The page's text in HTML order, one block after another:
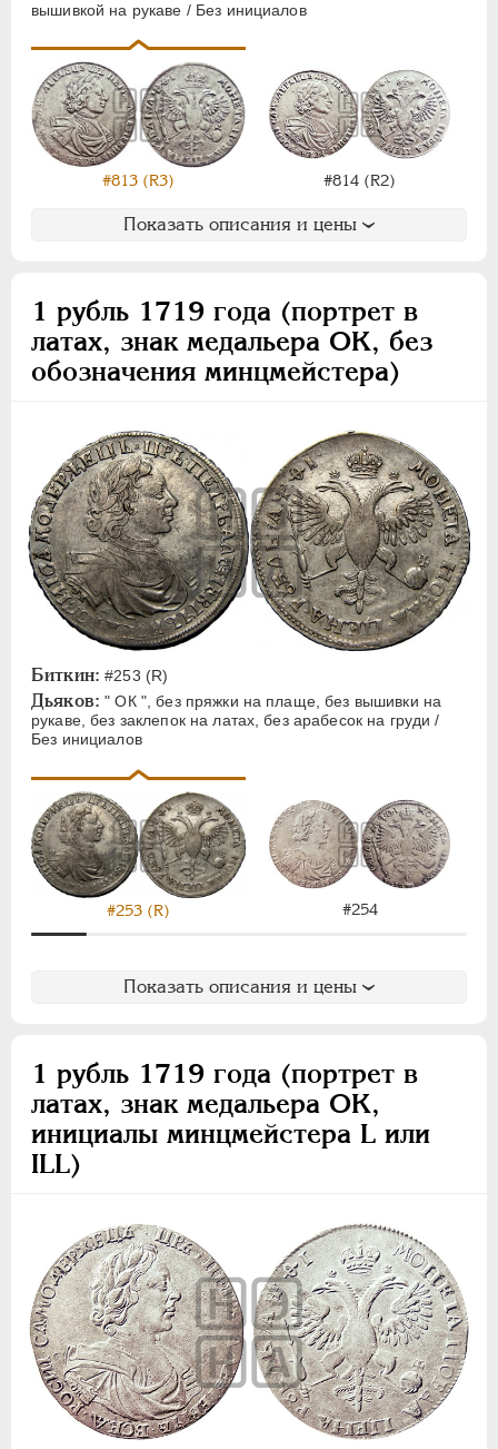
вышивкой на рукаве / Без инициалов
#813 (R3) #814 (R2)
Показать описания и цены
1 рубль 1719 года (портрет в
латах, знак медальера ОК, без
обозначения минцмейстера)
Биткин: #253 (R)
Дьяков: " ОК ", без пряжки на плаще, без вышивки на
рукаве, без заклепок на латах, без арабесок на груди /
Без инициалов
#253 (R) #254
Показать описания и цены
1 рубль 1719 года (портрет в
латах, знак медальера ОК,
инициалы минцмейстера L или
ILL)